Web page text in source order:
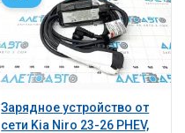
Зарядное устройство от
сети Kia Niro 23-26 PHEV,